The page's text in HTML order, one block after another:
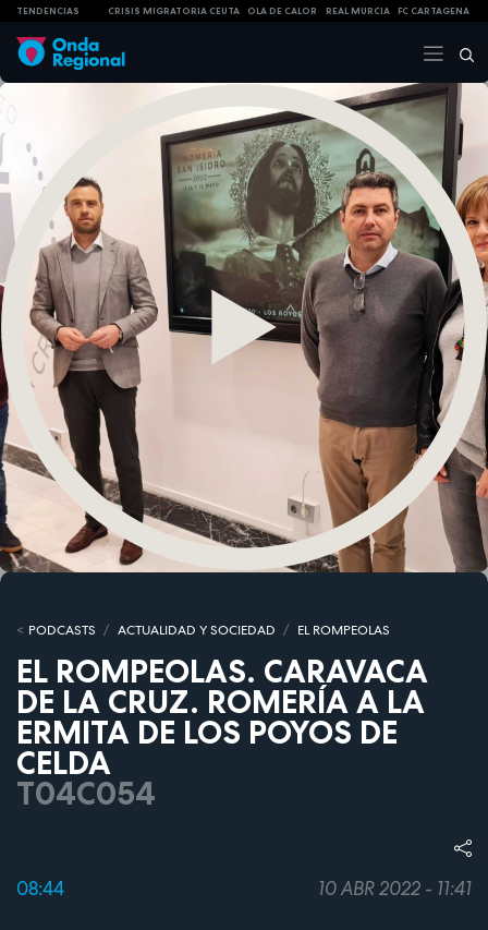
TENDENCIAS CRISIS MIGRATORIA CEUTA OLA DE CALOR REAL MURCIA FC CARTAGENA
PODCASTS ACTUALIDAD Y SOCIEDAD EL ROMPEOLAS
EL ROMPEOLAS. CARAVACA
DE LA CRUZ. ROMERÍA A LA
ERMITA DE LOS POYOS DE
CELDA
T04C054
08:44 10 ABR 2022 - 11:41